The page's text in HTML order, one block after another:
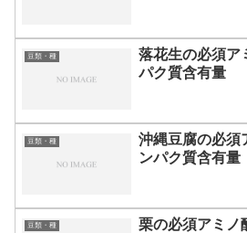
豆類・種
落花生の必須
パク質含有量
豆類・種
沖縄豆腐の必須
ンパク質含有量
豆類・種
栗の必須アミノ